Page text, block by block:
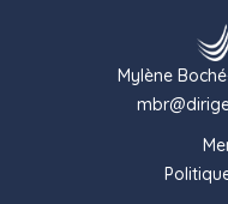
Mylène